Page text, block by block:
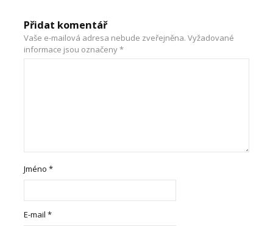
Přidat komentář
Vaše e-mailová adresa nebude zveřejněna. Vyžadované
informace jsou označeny*
Jméno*
E-mail*